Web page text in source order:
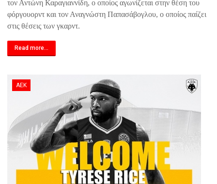
τον Αντώνη Καραγιαννίδη, ο οποίος αγωνίζεται στην θέση του
φόργουορντ και τον Αναγνώστη Παπασάβογλου, ο οποίος παίζει
στις θέσεις των γκαρντ.
Read more...
ΑΕΚ